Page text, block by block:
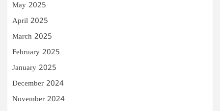
May 2025
April 2025
March 2025
February 2025
January 2025
December 2024
November 2024